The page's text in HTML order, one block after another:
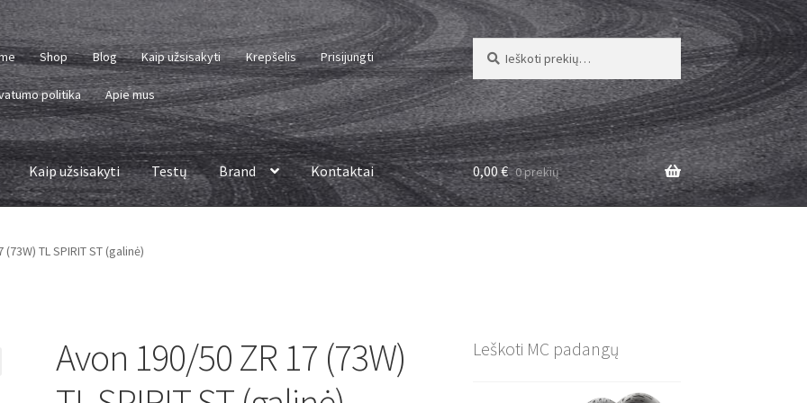
Shop Blog Kaip užsisakyti Krepšelis Prisijungti
politika Apie mus
Ieškoti:
Ieškoti
Kaip užsisakyti Testų Brand Kontaktai 0,00€ 0 prekių
TL SPIRIT ST (galinė)
Avon 190/50 ZR 17 (73W)
Leškoti MC padangų